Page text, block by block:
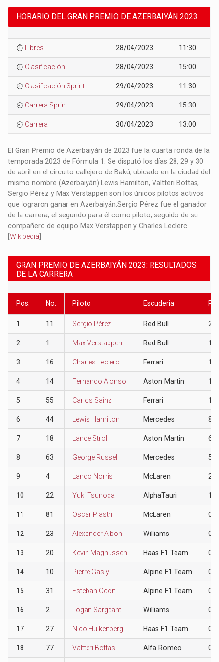
HORARIO DEL GRAN PREMIO DE AZERBAIYÁN 2023
Libres 28/04/2023 11:30
Clasificación 28/04/2023 15:00
Clasificación Sprint 29/04/2023 11:30
Carrera Sprint 29/04/2023 15:30
Carrera 30/04/2023 13:00
El Gran Premio de Azerbaiyán de 2023 fue la cuarta ronda de la
temporada 2023 de Fórmula 1. Se disputó los días 28, 29 y 30
de abril en el circuito callejero de Bakú, ubicado en la ciudad del
mismo nombre (Azerbaiyán).​ Lewis Hamilton, Valtteri Bottas,
Sergio Pérez y Max Verstappen son los únicos pilotos activos
que lograron ganar en Azerbaiyán.​ Sergio Pérez fue el ganador
de la carrera, el segundo para él como piloto, seguido de su
compañero de equipo Max Verstappen y Charles Leclerc.​
[Wikipedia
GRAN PREMIO DE AZERBAIYÁN 2023: RESULTADOS
DE LA CARRERA
Pos. No. Piloto Escuderia
1 11 Sergio Pérez Red Bull 25
2 1 Max Verstappen Red Bull 18
3 16 Charles Leclerc Ferrari 15
4 14 Fernando Alonso Aston Martin 12
5 55 Carlos Sainz Ferrari 10
6 44 Lewis Hamilton Mercedes 8
7 18 Lance Stroll Aston Martin 6
8 63 George Russell Mercedes 5
9 4 Lando Norris McLaren 2
10 22 Yuki Tsunoda AlphaTauri 1
11 81 Oscar Piastri McLaren 0
12 23 Alexander Albon Williams 0
13 20 Kevin Magnussen Haas F1 Team 0
14 10 Pierre Gasly Alpine F1 Team 0
15 31 Esteban Ocon Alpine F1 Team 0
16 2 Logan Sargeant Williams 0
17 27 Nico Hülkenberg Haas F1 Team 0
18 77 Valtteri Bottas Alfa Romeo 0